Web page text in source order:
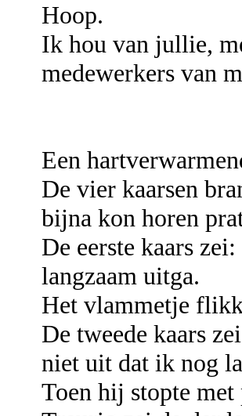
Hoop.
Ik hou van jullie,
medewerkers van
Een
De vier kaarsen
bijna kon horen
De eerste kaars
langzaam uitga.
Het vlammetje
De tweede kaars
niet uit dat ik nog
Toen hij stopte